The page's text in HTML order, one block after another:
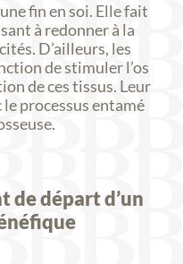
fin en soi. Elle fait
à redonner à la
D’ailleurs, les
de stimuler l’os
de ces tissus. Leur
processus entamé
de départ d’un